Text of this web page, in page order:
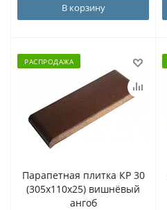
В корзину
РАСПРОДАЖА
Парапетная плитка КР 30
(305х110х25) вишнёвый
ангоб